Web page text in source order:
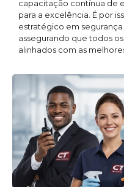
capacitação contínua de
para a excelência. É por
estratégico em
assegurando que todos
alinhados com as